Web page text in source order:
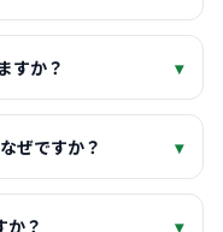
すか？ ▾
ぜですか？ ▾
か？ ▾